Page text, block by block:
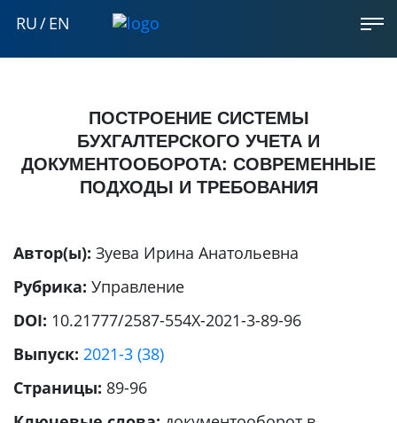
RU/EN
ПОСТРОЕНИЕ СИСТЕМЫ
БУХГАЛТЕРСКОГО УЧЕТА И
ДОКУМЕНТООБОРОТА: СОВРЕМЕННЫЕ
ПОДХОДЫ И ТРЕБОВАНИЯ
Автор(ы): Зуева Ирина Анатольевна
Рубрика: Управление
DOI: 10.21777/2587-554X-2021-3-89-96
Выпуск: 2021-3 (38)
Страницы: 89-96